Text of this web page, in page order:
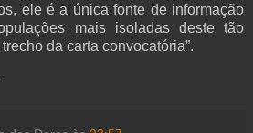
ele é a única fonte de informação
mais isoladas deste tão
da carta convocatória”.